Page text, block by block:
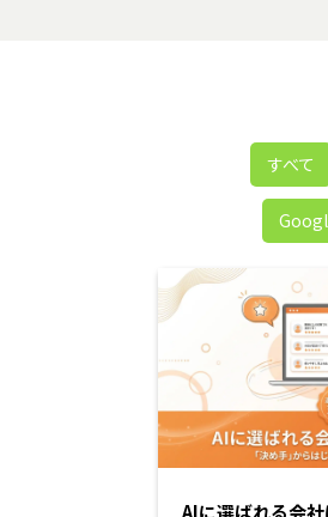
すべて
AIに選ばれる会